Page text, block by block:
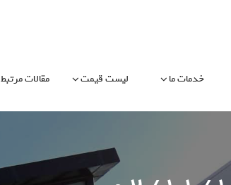
خدمات ما لیست قیمت مقالات مرتبط